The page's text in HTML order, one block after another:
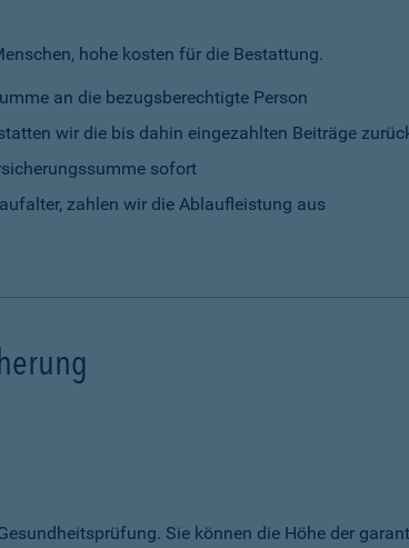
hohe kosten für die Bestattung.
an die bezugsberechtigte Person
wir die bis dahin eingezahlten Beiträge
sofort
zahlen wir die Ablaufleistung aus
Sie können die Höhe der